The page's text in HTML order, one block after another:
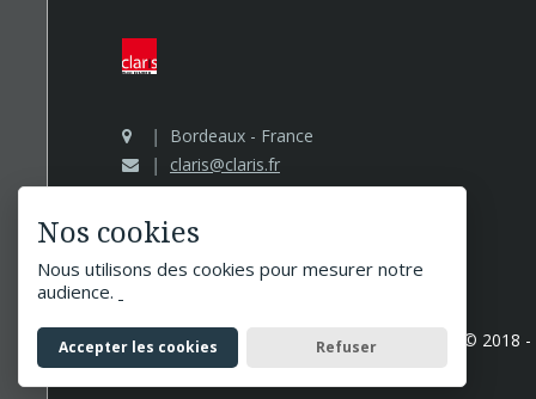
Bordeaux - France
claris@claris.fr
Claris Image Builder
Tous droits réservés © 2018 -
Informations légales
Nos cookies
Nous utilisons des cookies pour mesurer notre
audience.
Accepter les cookies Refuser